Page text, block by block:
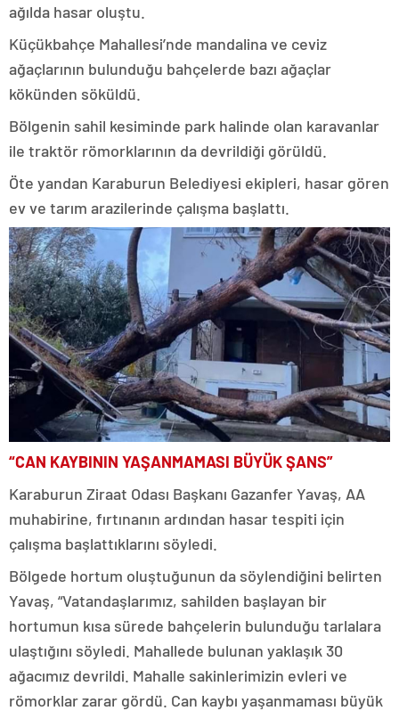
ağılda hasar oluştu.
Küçükbahçe Mahallesi’nde mandalina ve ceviz
ağaçlarının bulunduğu bahçelerde bazı ağaçlar
kökünden söküldü.
Bölgenin sahil kesiminde park halinde olan karavanlar
ile traktör römorklarının da devrildiği görüldü.
Öte yandan Karaburun Belediyesi ekipleri, hasar gören
ev ve tarım arazilerinde çalışma başlattı.
“CAN KAYBININ YAŞANMAMASI BÜYÜK ŞANS”
Karaburun Ziraat Odası Başkanı Gazanfer Yavaş, AA
muhabirine, fırtınanın ardından hasar tespiti için
çalışma başlattıklarını söyledi.
Bölgede hortum oluştuğunun da söylendiğini belirten
Yavaş, “Vatandaşlarımız, sahilden başlayan bir
hortumun kısa sürede bahçelerin bulunduğu tarlalara
ulaştığını söyledi. Mahallede bulunan yaklaşık 30
ağacımız devrildi. Mahalle sakinlerimizin evleri ve
römorklar zarar gördü. Can kaybı yaşanmaması büyük